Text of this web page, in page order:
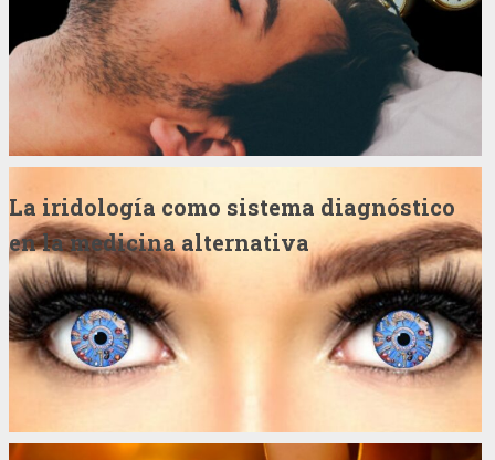
La iridología como sistema diagnóstico
en la medicina alternativa